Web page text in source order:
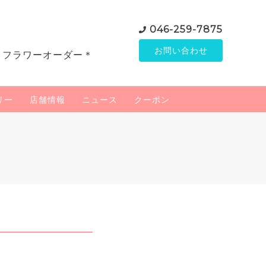
ラワーオーダー＊
046-259-7875
お問い合わせ
ー 店舗情報 ニュース クーポン